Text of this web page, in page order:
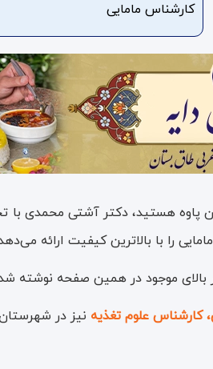
کارشناس مامایی
پاوه هستید، دکتر آشتی محمدی
را با بالاترین کیفیت ارائه
موجود در همین صفحه نوشته
کارشناس علوم تغذیه نیز در